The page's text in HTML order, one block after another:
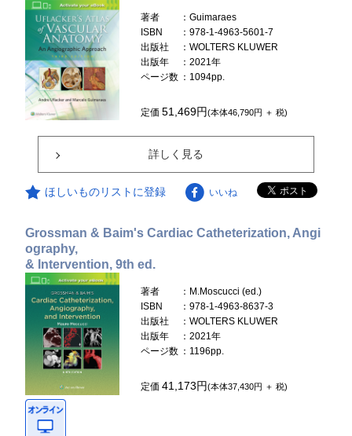
著者
：Guimaraes
ISBN
：978-1-4963-5601-7
出版社
：WOLTERS KLUWER
出版年
：2021年
ページ数 ：1094pp.
定価51,469円(本体46,790円 ＋ 税)
詳しく見る
ほしいものリストに登録 いいね
Grossman & Baim's Cardiac Catheterization, Angi
ography,
& Intervention, 9th ed.
著者
：M.Moscucci (ed.)
ISBN
：978-1-4963-8637-3
出版社
：WOLTERS KLUWER
出版年
：2021年
ページ数 ：1196pp.
定価41,173円(本体37,430円 ＋ 税)